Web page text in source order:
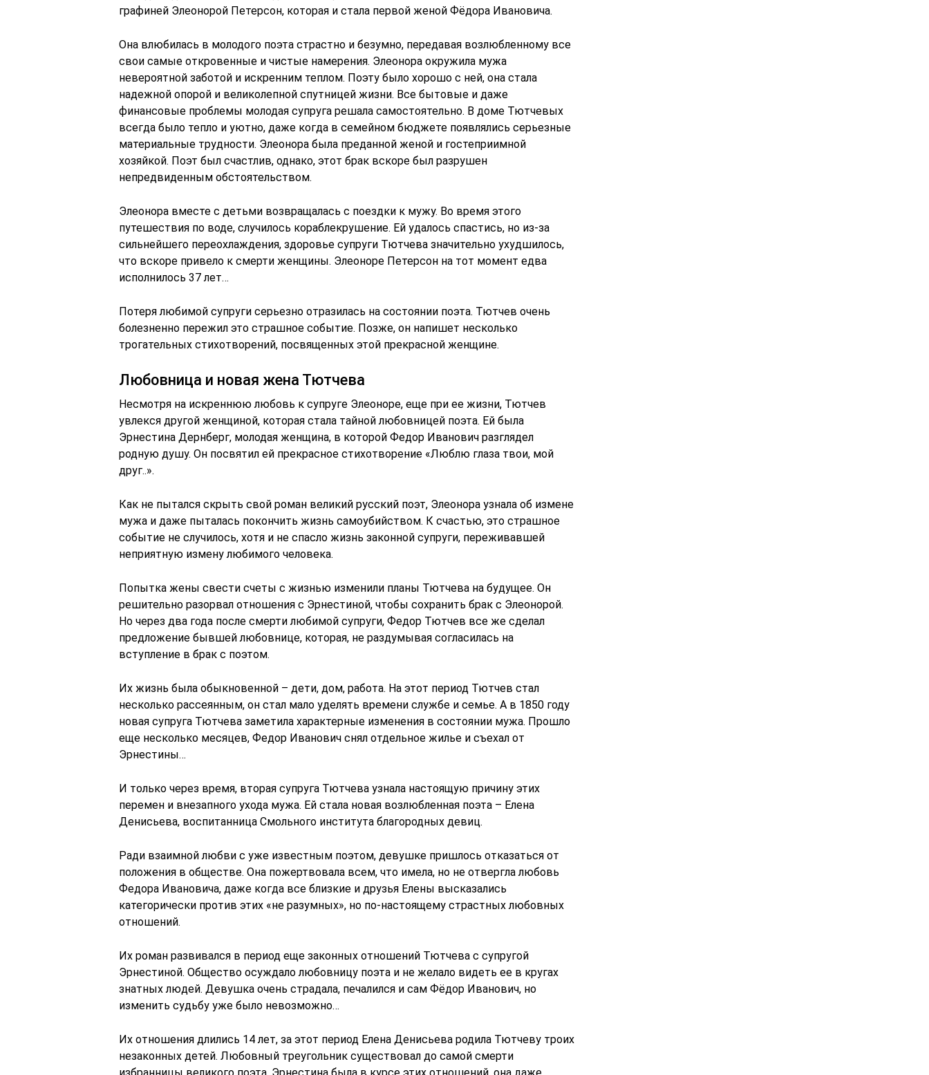
графиней Элеонорой Петерсон, которая и стала первой женой Фёдора Ивановича.
Она влюбилась в молодого поэта страстно и безумно, передавая возлюбленному все
свои самые откровенные и чистые намерения. Элеонора окружила мужа
невероятной заботой и искренним теплом. Поэту было хорошо с ней, она стала
надежной опорой и великолепной спутницей жизни. Все бытовые и даже
финансовые проблемы молодая супруга решала самостоятельно. В доме Тютчевых
всегда было тепло и уютно, даже когда в семейном бюджете появлялись серьезные
материальные трудности. Элеонора была преданной женой и гостеприимной
хозяйкой. Поэт был счастлив, однако, этот брак вскоре был разрушен
непредвиденным обстоятельством.
Элеонора вместе с детьми возвращалась с поездки к мужу. Во время этого
путешествия по воде, случилось кораблекрушение. Ей удалось спастись, но из-за
сильнейшего переохлаждения, здоровье супруги Тютчева значительно ухудшилось,
что вскоре привело к смерти женщины. Элеоноре Петерсон на тот момент едва
исполнилось 37 лет…
Потеря любимой супруги серьезно отразилась на состоянии поэта. Тютчев очень
болезненно пережил это страшное событие. Позже, он напишет несколько
трогательных стихотворений, посвященных этой прекрасной женщине.
Любовница и новая жена Тютчева
Несмотря на искреннюю любовь к супруге Элеоноре, еще при ее жизни, Тютчев
увлекся другой женщиной, которая стала тайной любовницей поэта. Ей была
Эрнестина Дернберг, молодая женщина, в которой Федор Иванович разглядел
родную душу. Он посвятил ей прекрасное стихотворение «Люблю глаза твои, мой
друг..».
Как не пытался скрыть свой роман великий русский поэт, Элеонора узнала об измене
мужа и даже пыталась покончить жизнь самоубийством. К счастью, это страшное
событие не случилось, хотя и не спасло жизнь законной супруги, переживавшей
неприятную измену любимого человека.
Попытка жены свести счеты с жизнью изменили планы Тютчева на будущее. Он
решительно разорвал отношения с Эрнестиной, чтобы сохранить брак с Элеонорой.
Но через два года после смерти любимой супруги, Федор Тютчев все же сделал
предложение бывшей любовнице, которая, не раздумывая согласилась на
вступление в брак с поэтом.
Их жизнь была обыкновенной – дети, дом, работа. На этот период Тютчев стал
несколько рассеянным, он стал мало уделять времени службе и семье. А в 1850 году
новая супруга Тютчева заметила характерные изменения в состоянии мужа. Прошло
еще несколько месяцев, Федор Иванович снял отдельное жилье и съехал от
Эрнестины…
И только через время, вторая супруга Тютчева узнала настоящую причину этих
перемен и внезапного ухода мужа. Ей стала новая возлюбленная поэта – Елена
Денисьева, воспитанница Смольного института благородных девиц.
Ради взаимной любви с уже известным поэтом, девушке пришлось отказаться от
положения в обществе. Она пожертвовала всем, что имела, но не отвергла любовь
Федора Ивановича, даже когда все близкие и друзья Елены высказались
категорически против этих «не разумных», но по-настоящему страстных любовных
отношений.
Их роман развивался в период еще законных отношений Тютчева с супругой
Эрнестиной. Общество осуждало любовницу поэта и не желало видеть ее в кругах
знатных людей. Девушка очень страдала, печалился и сам Фёдор Иванович, но
изменить судьбу уже было невозможно…
Их отношения длились 14 лет, за этот период Елена Денисьева родила Тютчеву троих
незаконных детей. Любовный треугольник существовал до самой смерти